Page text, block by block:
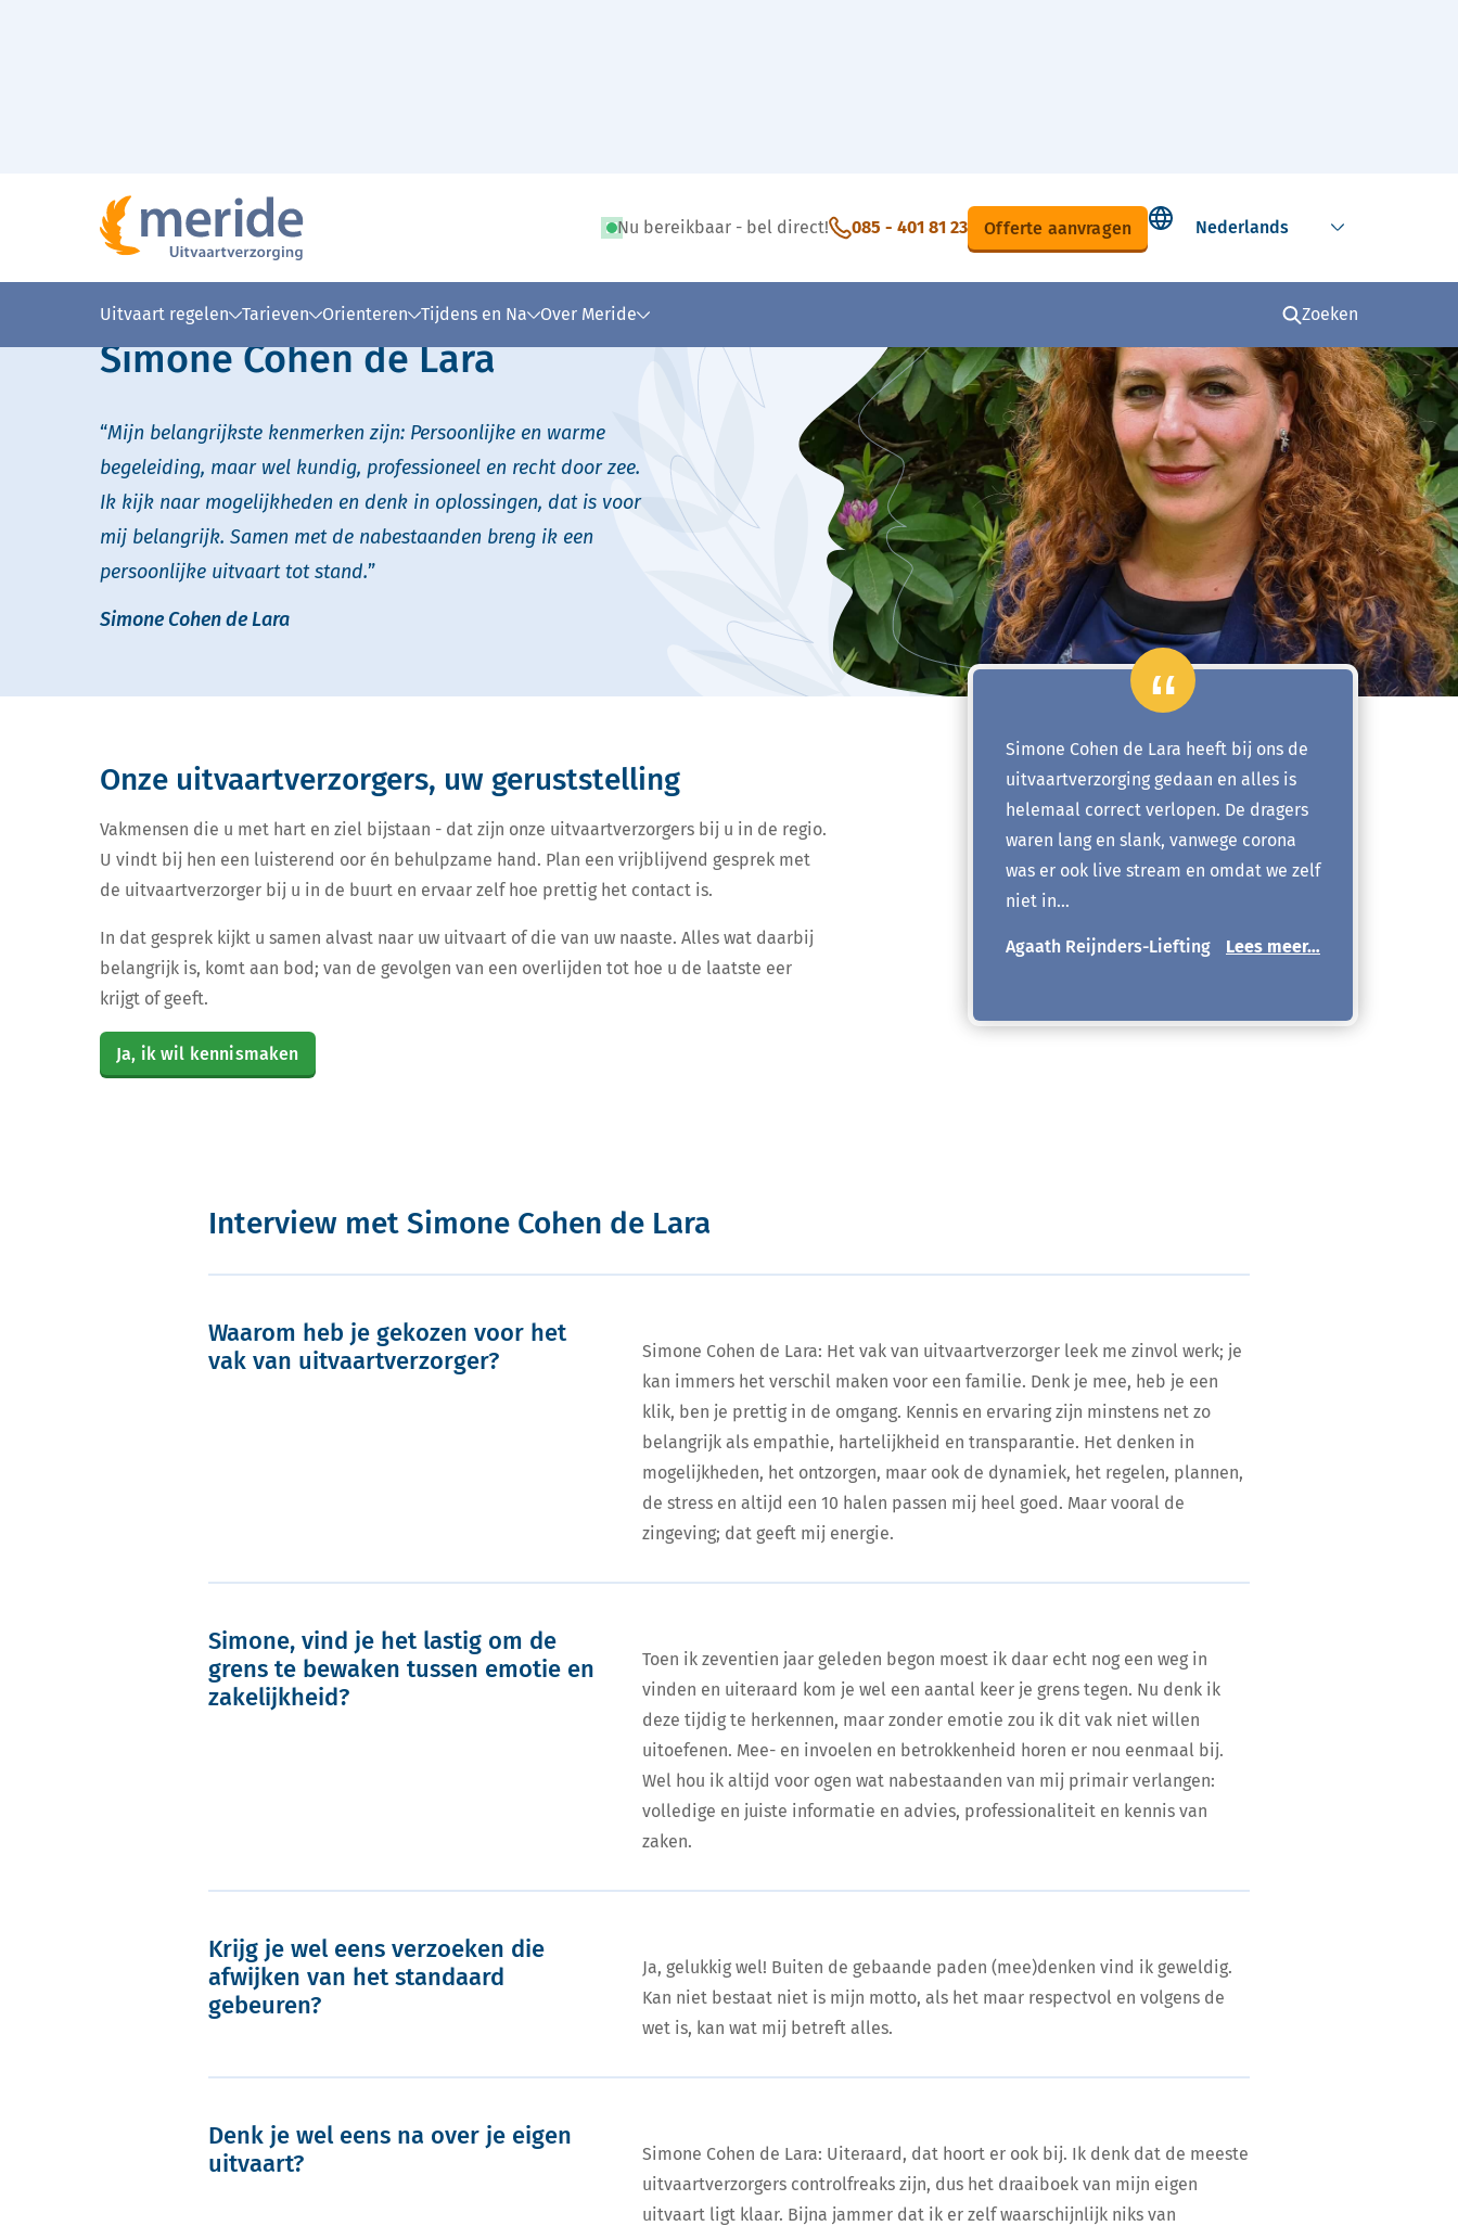
Nu bereikbaar - bel direct! 085 - 401 81 23 Offerte aanvragen
Select language
Uitvaart regelen Tarieven Orienteren Tijdens en Na Over Meride Zoeken
Home
>
Over Meride
>
Onze uitvaartverzorgers
Simone Cohen de Lara
Lees voor Uitleg woorden Simpele tekst
Simone Cohen de Lara
“Mijn belangrijkste kenmerken zijn: Persoonlijke en warme
begeleiding, maar wel kundig, professioneel en recht door zee.
Ik kijk naar mogelijkheden en denk in oplossingen, dat is voor
mij belangrijk. Samen met de nabestaanden breng ik een
persoonlijke uitvaart tot stand.”
Simone Cohen de Lara
Simone Cohen de Lara heeft bij ons de
uitvaartverzorging gedaan en alles is
helemaal correct verlopen. De dragers
waren lang en slank, vanwege corona
was er ook live stream en omdat we zelf
niet in…
Agaath Reijnders-Liefting Lees meer…
Onze uitvaartverzorgers, uw geruststelling
Vakmensen die u met hart en ziel bijstaan - dat zijn onze uitvaartverzorgers bij u in de regio.
U vindt bij hen een luisterend oor én behulpzame hand. Plan een vrijblijvend gesprek met
de uitvaartverzorger bij u in de buurt en ervaar zelf hoe prettig het contact is.
In dat gesprek kijkt u samen alvast naar uw uitvaart of die van uw naaste. Alles wat daarbij
belangrijk is, komt aan bod; van de gevolgen van een overlijden tot hoe u de laatste eer
krijgt of geeft.
Ja, ik wil kennismaken
Interview met Simone Cohen de Lara
Waarom heb je gekozen voor het
vak van uitvaartverzorger?
Simone Cohen de Lara: Het vak van uitvaartverzorger leek me zinvol werk; je
kan immers het verschil maken voor een familie. Denk je mee, heb je een
klik, ben je prettig in de omgang. Kennis en ervaring zijn minstens net zo
belangrijk als empathie, hartelijkheid en transparantie. Het denken in
mogelijkheden, het ontzorgen, maar ook de dynamiek, het regelen, plannen,
de stress en altijd een 10 halen passen mij heel goed. Maar vooral de
zingeving; dat geeft mij energie.
Simone, vind je het lastig om de
grens te bewaken tussen emotie en
zakelijkheid?
Toen ik zeventien jaar geleden begon moest ik daar echt nog een weg in
vinden en uiteraard kom je wel een aantal keer je grens tegen. Nu denk ik
deze tijdig te herkennen, maar zonder emotie zou ik dit vak niet willen
uitoefenen. Mee- en invoelen en betrokkenheid horen er nou eenmaal bij.
Wel hou ik altijd voor ogen wat nabestaanden van mij primair verlangen:
volledige en juiste informatie en advies, professionaliteit en kennis van
zaken.
Krijg je wel eens verzoeken die
afwijken van het standaard
gebeuren?
Ja, gelukkig wel! Buiten de gebaande paden (mee)denken vind ik geweldig.
Kan niet bestaat niet is mijn motto, als het maar respectvol en volgens de
wet is, kan wat mij betreft alles.
Denk je wel eens na over je eigen
uitvaart?
Simone Cohen de Lara: Uiteraard, dat hoort er ook bij. Ik denk dat de meeste
uitvaartverzorgers controlfreaks zijn, dus het draaiboek van mijn eigen
uitvaart ligt klaar. Bijna jammer dat ik er zelf waarschijnlijk niks van